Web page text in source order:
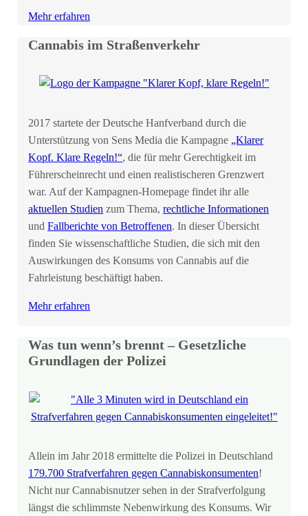
Mehr erfahren
Cannabis im Straßenverkehr
2017 startete der Deutsche Hanfverband durch die
Unterstützung von Sens Media die Kampagne „Klarer
Kopf. Klare Regeln!“, die für mehr Gerechtigkeit im
Führerscheinrecht und einen realistischeren Grenzwert
war. Auf der Kampagnen-Homepage findet ihr alle
aktuellen Studien zum Thema,rechtliche Informationen
undFallberichte von Betroffenen. In dieser Übersicht
finden Sie wissenschaftliche Studien, die sich mit den
Auswirkungen des Konsums von Cannabis auf die
Fahrleistung beschäftigt haben.
Mehr erfahren
Was tun wenn’s brennt – Gesetzliche
Grundlagen der Polizei
Allein im Jahr 2018 ermittelte die Polizei in Deutschland
179.700 Strafverfahren gegen Cannabiskonsumenten!
Nicht nur Cannabisnutzer sehen in der Strafverfolgung
längst die schlimmste Nebenwirkung des Konsums. Wir